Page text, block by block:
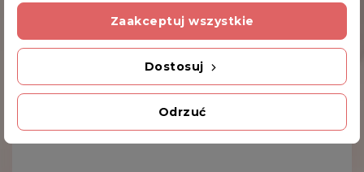
Dodatkowe Informacje
Kod produktu
INNE PRODUKTY W TEJ SAMEJ KATEGORII
Odrzuć
Dostosuj
Zaakceptuj wszystkie